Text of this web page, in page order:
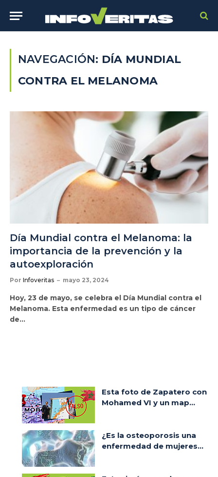
NAVEGACIÓN: DÍA MUNDIAL
CONTRA EL MELANOMA
Día Mundial contra el Melanoma: la
importancia de la prevención y la
autoexploración
Por Infoveritas mayo 23, 2024
Hoy, 23 de mayo, se celebra el Día Mundial contra el
Melanoma. Esta enfermedad es un tipo de cáncer
de…
Esta foto de Zapatero con
Mohamed VI y un map...
¿Es la osteoporosis una
enfermedad de mujeres...